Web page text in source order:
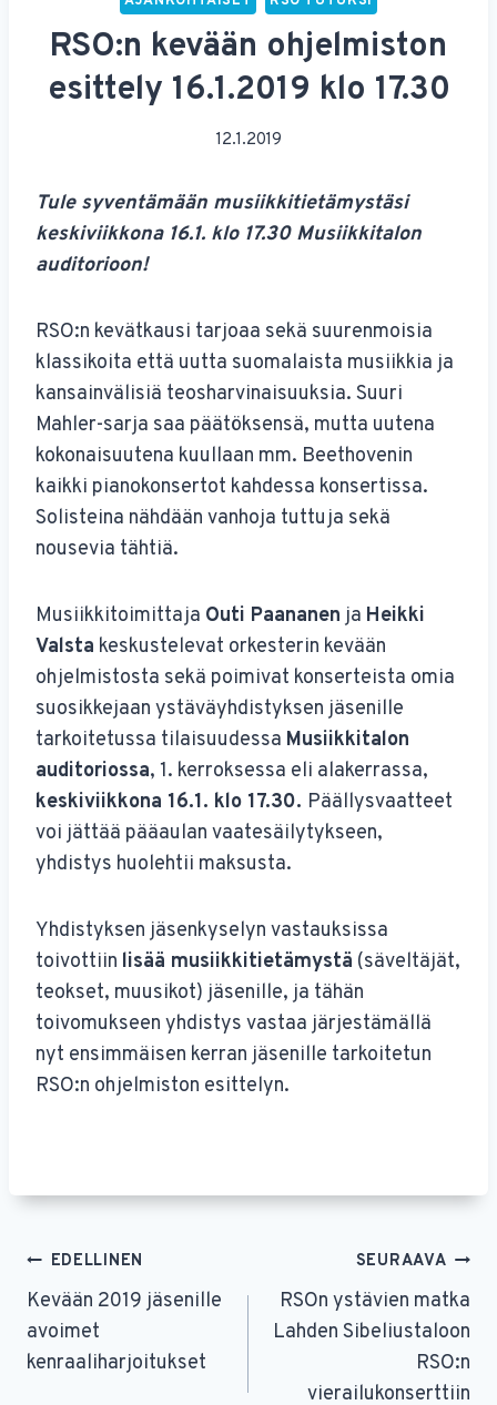
RSO:n kevään ohjelmiston
esittely 16.1.2019 klo 17.30
12.1.2019
Tule syventämään musiikkitietämystäsi
keskiviikkona 16.1. klo 17.30 Musiikkitalon
auditorioon!
RSO:n kevätkausi tarjoaa sekä suurenmoisia
klassikoita että uutta suomalaista musiikkia ja
kansainvälisiä teosharvinaisuuksia. Suuri
Mahler-sarja saa päätöksensä, mutta uutena
kokonaisuutena kuullaan mm. Beethovenin
kaikki pianokonsertot kahdessa konsertissa.
Solisteina nähdään vanhoja tuttuja sekä
nousevia tähtiä.
Musiikkitoimittaja Outi Paananen ja Heikki
Valsta keskustelevat orkesterin kevään
ohjelmistosta sekä poimivat konserteista omia
suosikkejaan ystäväyhdistyksen jäsenille
tarkoitetussa tilaisuudessa Musiikkitalon
auditoriossa, 1. kerroksessa eli alakerrassa,
keskiviikkona 16.1. klo 17.30. Päällysvaatteet
voi jättää pääaulan vaatesäilytykseen,
yhdistys huolehtii maksusta.
Yhdistyksen jäsenkyselyn vastauksissa
toivottiin lisää musiikkitietämystä (säveltäjät,
teokset, muusikot) jäsenille, ja tähän
toivomukseen yhdistys vastaa järjestämällä
nyt ensimmäisen kerran jäsenille tarkoitetun
RSO:n ohjelmiston esittelyn.
Artikkelien
selaus
EDELLINEN
Kevään 2019 jäsenille
avoimet
kenraaliharjoitukset
SEURAAVA
RSOn ystävien matka
Lahden Sibeliustaloon
RSO:n
vierailukonserttiin